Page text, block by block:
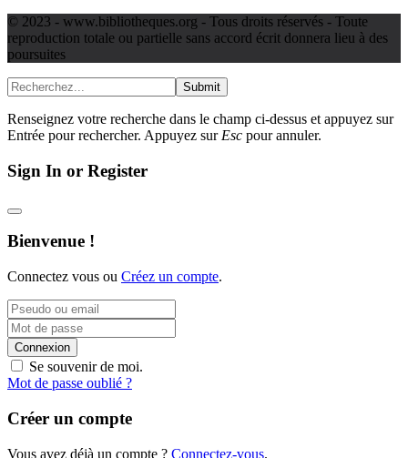
© 2023 - www.bibliotheques.org - Tous droits réservés - Toute
reproduction totale ou partielle sans accord écrit donnera lieu à des
poursuites
Submit
Renseignez votre recherche dans le champ ci-dessus et appuyez sur
Entrée pour rechercher. Appuyez sur Esc pour annuler.
Sign In or Register
Bienvenue !
Connectez vous ou Créez un compte.
Connexion
Se souvenir de moi.
Mot de passe oublié ?
Créer un compte
Vous avez déjà un compte ? Connectez-vous.